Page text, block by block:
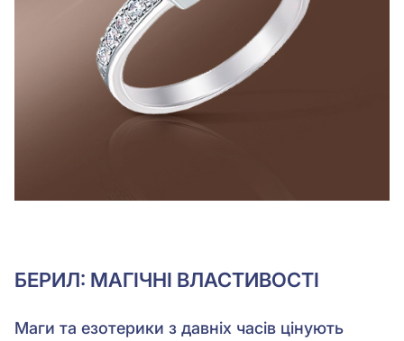
БЕРИЛ: МАГІЧНІ ВЛАСТИВОСТІ
Маги та езотерики з давніх часів цінують